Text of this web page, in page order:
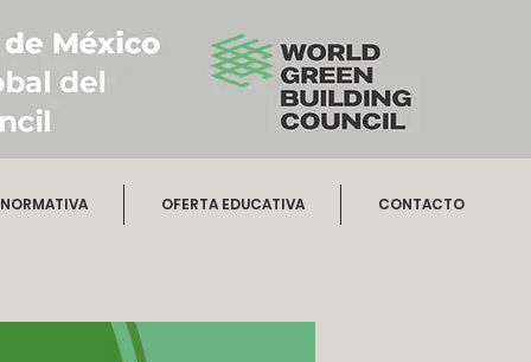
NORMATIVA OFERTA EDUCATIVA CONTACTO